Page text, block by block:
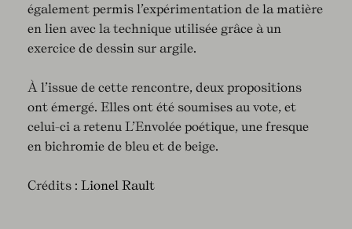
également permis l’expérimentation de la matière
en lien avec la technique utilisée grâce à un
exercice de dessin sur argile.
À l’issue de cette rencontre, deux propositions
ont émergé. Elles ont été soumises au vote, et
celui-ci a retenu L’Envolée poétique, une fresque
en bichromie de bleu et de beige.
Crédits : Lionel Rault